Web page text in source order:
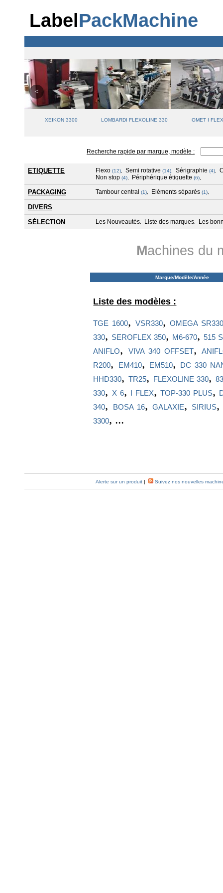
Label PackMachine
XEIKON 3300 LOMBARDI FLEXOLINE 330 OMET I FLEX
Recherche rapide par marque, modèle :
ETIQUETTE Flexo (12) Semi rotative (14) Sérigraphie (4)
Non stop (4) Périphérique étiquette (6)
PACKAGING Tambour central (1) Eléments séparés (1)
DIVERS
SÉLECTION
Les Nouveautés Liste des marques Les
Machines du
Marque/Modèle/Année
Liste des modèles :
TGE 1600, VSR330,OMEGA
330, SEROFLEX 350, M6-670,515
ANIFLO, VIVA 340 OFFSET,
R200, EM410, EM510,
DC 330
HHD330, TR25, FLEXOLINE 330,
330, X 6, I FLEX,TOP-330 PLUS,
340, BOSA 16, GALAXIE, SIRIUS
3300, ...
Alerte sur un produit | Suivez nos nouvelles